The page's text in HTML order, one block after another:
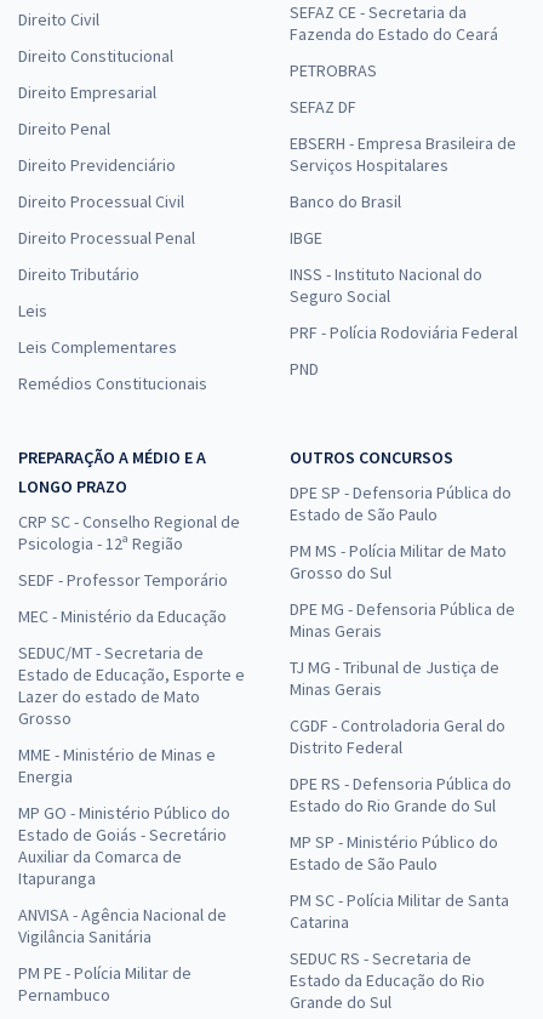
Direito Civil
Direito Constitucional
Direito Empresarial
Direito Penal
Direito Previdenciário
Direito Processual Civil
Direito Processual Penal
Direito Tributário
Leis
Leis Complementares
Remédios Constitucionais
SEFAZ CE - Secretaria da
Fazenda do Estado do Ceará
PETROBRAS
SEFAZ DF
EBSERH - Empresa Brasileira de
Serviços Hospitalares
Banco do Brasil
IBGE
INSS - Instituto Nacional do
Seguro Social
PRF - Polícia Rodoviária Federal
PND
PREPARAÇÃO A MÉDIO E A
LONGO PRAZO
CRP SC - Conselho Regional de
Psicologia - 12ª Região
SEDF - Professor Temporário
MEC - Ministério da Educação
SEDUC/MT - Secretaria de
Estado de Educação, Esporte e
Lazer do estado de Mato
Grosso
MME - Ministério de Minas e
Energia
MP GO - Ministério Público do
Estado de Goiás - Secretário
Auxiliar da Comarca de
Itapuranga
ANVISA - Agência Nacional de
Vigilância Sanitária
PM PE - Polícia Militar de
Pernambuco
OUTROS CONCURSOS
DPE SP - Defensoria Pública do
Estado de São Paulo
PM MS - Polícia Militar de Mato
Grosso do Sul
DPE MG - Defensoria Pública de
Minas Gerais
TJ MG - Tribunal de Justiça de
Minas Gerais
CGDF - Controladoria Geral do
Distrito Federal
DPE RS - Defensoria Pública do
Estado do Rio Grande do Sul
MP SP - Ministério Público do
Estado de São Paulo
PM SC - Polícia Militar de Santa
Catarina
SEDUC RS - Secretaria de
Estado da Educação do Rio
Grande do Sul